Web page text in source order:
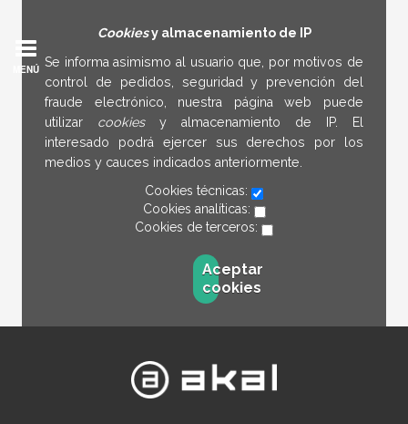
Cookiesy almacenamiento de IP
Se informa asimismo al usuario que, por motivos de
control de pedidos, seguridad y prevención del
fraude electrónico, nuestra página web puede
utilizar cookies y almacenamiento de IP. El
interesado podrá ejercer sus derechos por los
medios y cauces indicados anteriormente.
Cookies técnicas:
Cookies analíticas:
Cookies de terceros:
Aceptar
cookies
MENÚ